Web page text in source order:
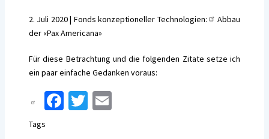
2. Juli 2020 | Fonds konzeptioneller Technologien:
Abbau
der «Pax Americana»
Für diese Betrachtung und die folgenden Zitate setze ich
ein paar einfache Gedanken voraus:
Fa
ce
T
wi
Tags